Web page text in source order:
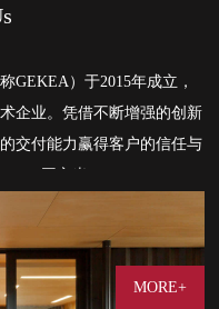
GEKEA）于2015年成立，
企业。凭借不断增强的创新
交付能力赢得客户的信任与
平方米。
设有分公司及办事处，旨在
体化的产业生态链，将环
周期，为客户提供模块化建
MORE+